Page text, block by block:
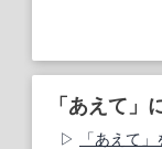
「あえて」
「あえて